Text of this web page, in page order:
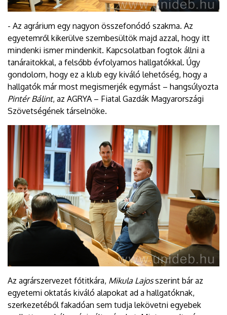
- Az agrárium egy nagyon összefonódó szakma. Az
egyetemről kikerülve szembesültök majd azzal, hogy itt
mindenki ismer mindenkit. Kapcsolatban fogtok állni a
tanáraitokkal, a felsőbb évfolyamos hallgatókkal. Úgy
gondolom, hogy ez a klub egy kiváló lehetőség, hogy a
hallgatók már most megismerjék egymást – hangsúlyozta
Pintér Bálint, az AGRYA – Fiatal Gazdák Magyarországi
Szövetségének társelnöke.
Az agrárszervezet főtitkára, Mikula Lajosszerint bár az
egyetemi oktatás kiváló alapokat ad a hallgatóknak,
szerkezetéből fakadóan sem tudja lekövetni egyebek